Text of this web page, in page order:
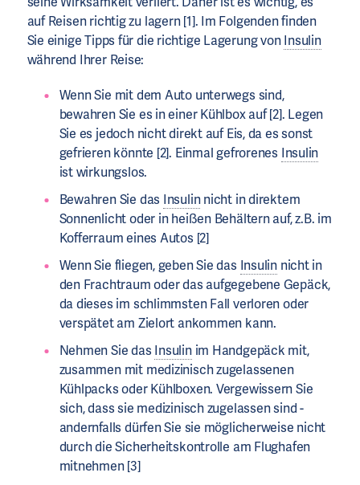
auf Reisen richtig zu lagern [1]. Im Folgenden finden
Sie einige Tipps für die richtige Lagerung vonInsulin
während Ihrer Reise:
Wenn Sie mit dem Auto unterwegs sind,
bewahren Sie es in einer Kühlbox auf [2]. Legen
Sie es jedoch nicht direkt auf Eis, da es sonst
gefrieren könnte [2]. Einmal gefrorenes Insulin
ist wirkungslos.
Bewahren Sie das Insulinnicht in direktem
Sonnenlicht oder in heißen Behältern auf, z.B. im
Kofferraum eines Autos [2]
Wenn Sie fliegen, geben Sie das Insulin nicht in
den Frachtraum oder das aufgegebene Gepäck,
da dieses im schlimmsten Fall verloren oder
verspätet am Zielort ankommen kann.
Nehmen Sie das Insulinim Handgepäck mit,
zusammen mit medizinisch zugelassenen
Kühlpacks oder Kühlboxen. Vergewissern Sie
sich, dass sie medizinisch zugelassen sind -
andernfalls dürfen Sie sie möglicherweise nicht
durch die Sicherheitskontrolle am Flughafen
mitnehmen [3]